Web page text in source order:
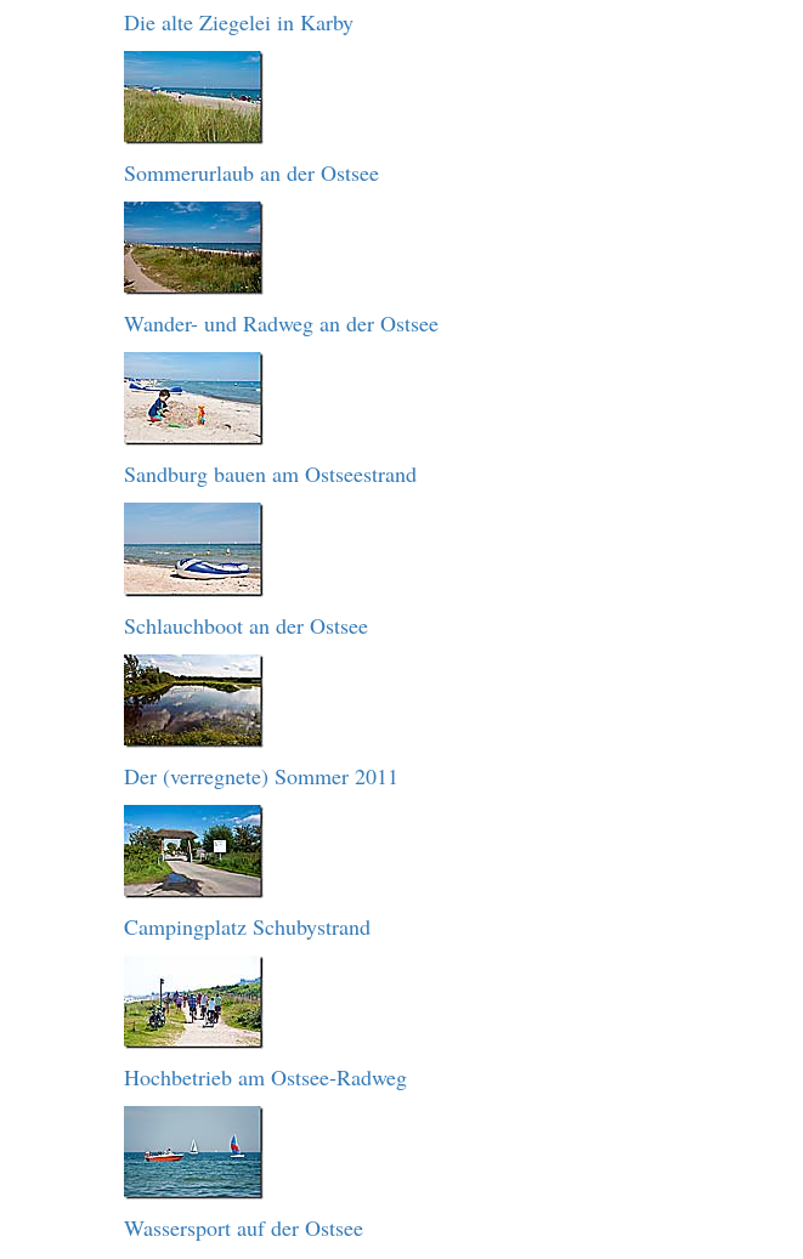
Die alte Ziegelei in Karby
Sommerurlaub an der Ostsee
Wander- und Radweg an der Ostsee
Sandburg bauen am Ostseestrand
Schlauchboot an der Ostsee
Der (verregnete) Sommer 2011
Campingplatz Schubystrand
Hochbetrieb am Ostsee-Radweg
Wassersport auf der Ostsee